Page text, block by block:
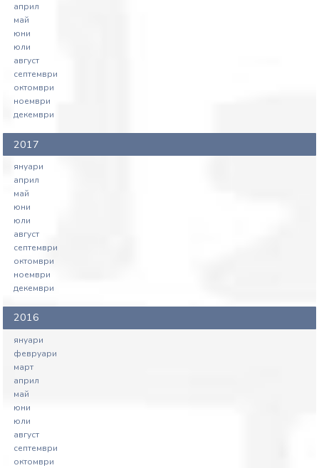
април
май
юни
юли
август
септември
октомври
ноември
декември
2017
януари
април
май
юни
юли
август
септември
октомври
ноември
декември
2016
януари
февруари
март
април
май
юни
юли
август
септември
октомври